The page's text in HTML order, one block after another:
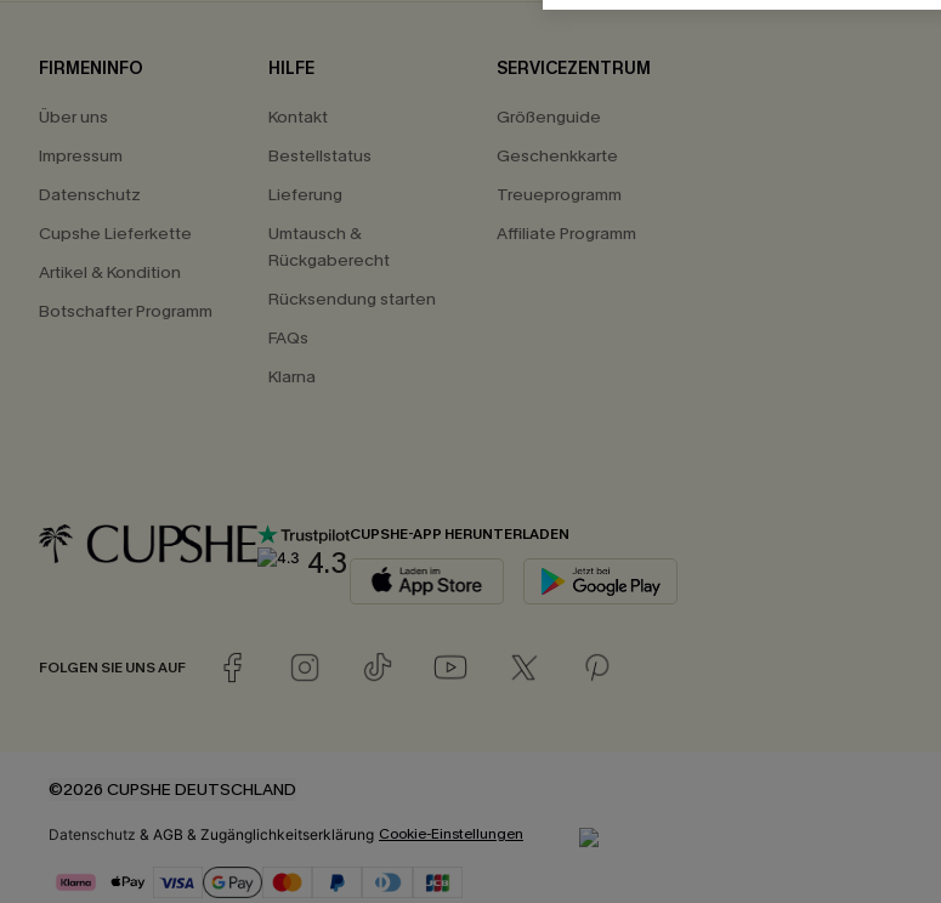
FIRMENINFO
Über uns
Impressum
Datenschutz
Cupshe Lieferkette
Artikel & Kondition
Botschafter Programm
HILFE
Kontakt
Bestellstatus
Lieferung
Umtausch &
Rückgaberecht
Rücksendung starten
FAQs
Klarna
SERVICEZENTRUM
Größenguide
Geschenkkarte
Treueprogramm
Affiliate Programm
4.3
CUPSHE-APP HERUNTERLADEN
FOLGEN SIE UNS AUF
©2026 CUPSHE DEUTSCHLAND
Datenschutz & AGB & Zugänglichkeitserklärung Cookie-Einstellungen